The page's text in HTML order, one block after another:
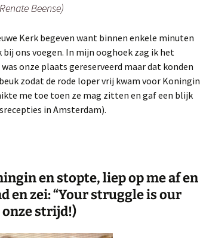
Beense)
Kerk begeven want binnen enkele minuten
ons voegen. In mijn ooghoek zag ik het
onze plaats gereserveerd maar dat konden
zodat de rode loper vrij kwam voor Koningin
me toe toen ze mag zitten en gaf een blijk
in Amsterdam).
en stopte, liep op me af en
en zei: “Your struggle is our
strijd!)